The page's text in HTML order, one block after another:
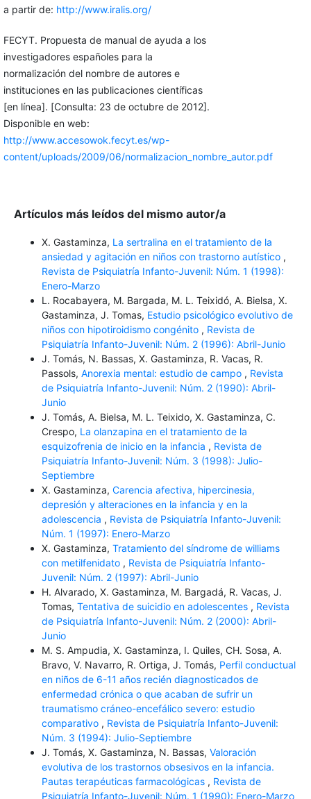
a partir de: http://www.iralis.org/
FECYT. Propuesta de manual de ayuda a los
investigadores españoles para la
normalización del nombre de autores e
instituciones en las publicaciones científicas
[en línea]. [Consulta: 23 de octubre de 2012].
Disponible en web:
http://www.accesowok.fecyt.es/wp-
content/uploads/2009/06/normalizacion_nombre_autor.pdf
Artículos más leídos del mismo autor/a
X. Gastaminza, La sertralina en el tratamiento de la
ansiedad y agitación en niños con trastorno autístico ,
Revista de Psiquiatría Infanto-Juvenil: Núm. 1 (1998):
Enero-Marzo
L. Rocabayera, M. Bargada, M. L. Teixidó, A. Bielsa, X.
Gastaminza, J. Tomas, Estudio psicológico evolutivo de
niños con hipotiroidismo congénito , Revista de
Psiquiatría Infanto-Juvenil: Núm. 2 (1996): Abril-Junio
J. Tomás, N. Bassas, X. Gastaminza, R. Vacas, R.
Passols, Anorexia mental: estudio de campo , Revista
de Psiquiatría Infanto-Juvenil: Núm. 2 (1990): Abril-
Junio
J. Tomás, A. Bielsa, M. L. Teixido, X. Gastaminza, C.
Crespo, La olanzapina en el tratamiento de la
esquizofrenia de inicio en la infancia , Revista de
Psiquiatría Infanto-Juvenil: Núm. 3 (1998): Julio-
Septiembre
X. Gastaminza, Carencia afectiva, hipercinesia,
depresión y alteraciones en la infancia y en la
adolescencia , Revista de Psiquiatría Infanto-Juvenil:
Núm. 1 (1997): Enero-Marzo
X. Gastaminza, Tratamiento del síndrome de williams
con metilfenidato , Revista de Psiquiatría Infanto-
Juvenil: Núm. 2 (1997): Abril-Junio
H. Alvarado, X. Gastaminza, M. Bargadá, R. Vacas, J.
Tomas, Tentativa de suicidio en adolescentes , Revista
de Psiquiatría Infanto-Juvenil: Núm. 2 (2000): Abril-
Junio
M. S. Ampudia, X. Gastaminza, I. Quiles, CH. Sosa, A.
Bravo, V. Navarro, R. Ortiga, J. Tomás, Perfil conductual
en niños de 6-11 años recién diagnosticados de
enfermedad crónica o que acaban de sufrir un
traumatismo cráneo-encefálico severo: estudio
comparativo , Revista de Psiquiatría Infanto-Juvenil:
Núm. 3 (1994): Julio-Septiembre
J. Tomás, X. Gastaminza, N. Bassas, Valoración
evolutiva de los trastornos obsesivos en la infancia.
Pautas terapéuticas farmacológicas , Revista de
Psiquiatría Infanto-Juvenil: Núm. 1 (1990): Enero-Marzo